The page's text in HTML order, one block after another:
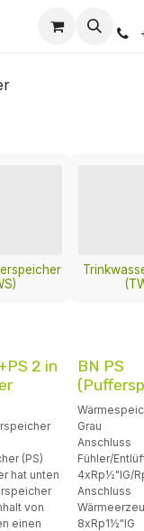
2 in
(PS)
hat unten
von
einen
BN PS
Grau
Anschluss
Fühler/
4xRp½"IG/
Anschluss
8xRp1½"IG